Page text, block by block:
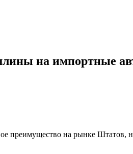
на импортные
преимущество на рынке Штатов,